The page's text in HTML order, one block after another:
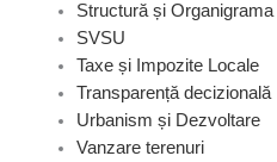
Structură și Organigrama
SVSU
Taxe și Impozite Locale
Transparență decizională
Urbanism și Dezvoltare
Vanzare terenuri